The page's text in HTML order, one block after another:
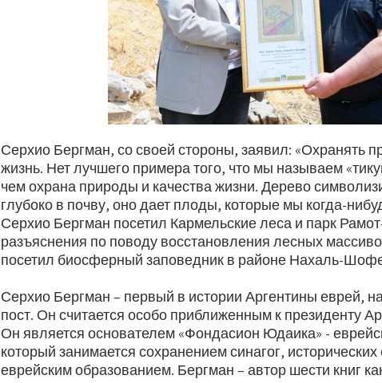
Серхио Бергман, со своей стороны, заявил: «Охранять
жизнь. Нет лучшего примера того, что мы называем
чем охрана природы и качества жизни. Дерево
глубоко в почву, оно дает плоды, которые мы когда-
Серхио Бергман посетил Кармельские леса и парк
разъяснения по поводу восстановления лесных
посетил биосферный заповедник в районе Нахаль-
Серхио Бергман – первый в истории Аргентины еврей,
пост. Он считается особо приближенным к президенту
Он является основателем «Фондасион Юдаика» -
который занимается сохранением синагог,
еврейским образованием. Бергман – автор шести книг